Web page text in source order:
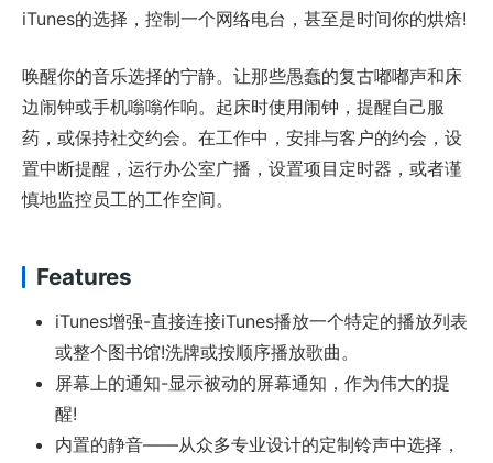
iTunes的选择，控制一个网络电台，甚至是时间你的烘焙!
唤醒你的音乐选择的宁静。让那些愚蠢的复古嘟嘟声和床
边闹钟或手机嗡嗡作响。起床时使用闹钟，提醒自己服
药，或保持社交约会。在工作中，安排与客户的约会，设
置中断提醒，运行办公室广播，设置项目定时器，或者谨
慎地监控员工的工作空间。
Features
iTunes增强-直接连接iTunes播放一个特定的播放列表
或整个图书馆!洗牌或按顺序播放歌曲。
屏幕上的通知-显示被动的屏幕通知，作为伟大的提
醒!
内置的静音——从众多专业设计的定制铃声中选择，